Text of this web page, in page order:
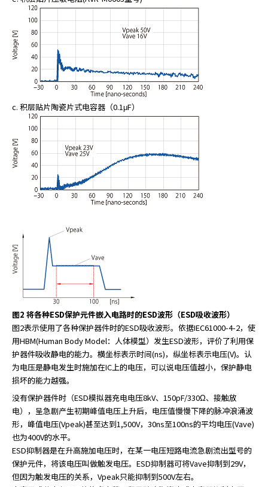
c. 积层贴片陶瓷片式电容器（0.1μF）
图2 将各种ESD保护元件嵌入电路时的ESD波形（ESD吸收波形）
图2表示使用了各种保护器件时的ESD吸收波形。依据IEC61000-4-2，使
用HBM(Human Body Model：人体模型）发生ESD波形，评价了利用保
护器件吸收静电的能力。横坐标表示时间(ns)，纵坐标表示电压(V)。认
为电压是静电发生时施加在IC上的电压，可以说电压值越小，保护静电
损坏的能力越强。
没有保护器件时（ESD模拟器充电电压8kV、150pF/330Ω、接触放
电），呈急剧产生初期峰值电压上升后，电压值慢慢下降的脉冲浪涌波
形，峰值电压(Vpeak)甚至达到1,500V，30ns至100ns的平均电压(Vave)
也为400V的水平。
ESD抑制器是在升高施加电压时，在某一电压短路电流急剧流出型号的
保护元件，将该电压叫做触发电压。ESD抑制器可将Vave抑制到29V，
但因为触发电压的关系，Vpeak只能抑制到500V左右。